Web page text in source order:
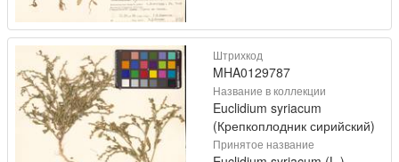
Штрихкод
MHA0129787
Название в коллекции
Euclidium syriacum
(Крепкоплодник сирийский)
Принятое название